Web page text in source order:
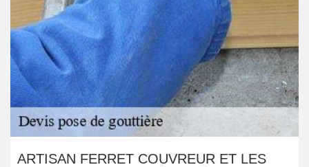
ARTISAN FERRET COUVREUR ET LES